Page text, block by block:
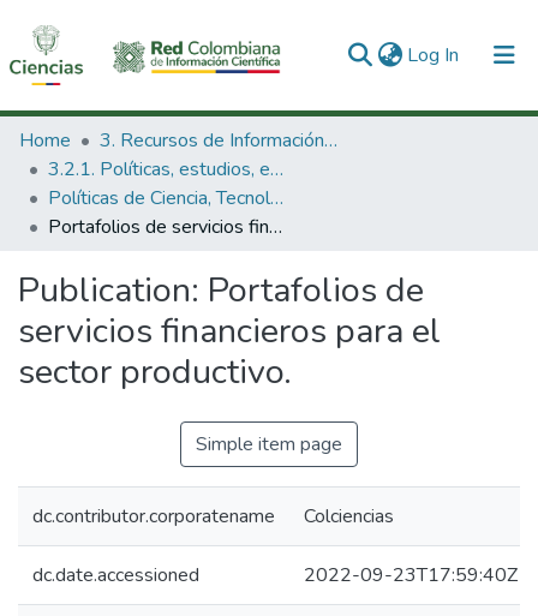
Log In (current)
Communities & Collections
All of DSpace
Statistics
Home
3. Recursos de Información Científica y Tecnológica
3.2.1. Políticas, estudios, evaluaciones e indicadores de CTeI
Políticas de Ciencia, Tecnología e Innovación
Portafolios de servicios financieros para el sector productivo.
Publication: Portafolios de
servicios financieros para el
sector productivo.
Simple item page
dc.contributor.corporatename Colciencias
dc.date.accessioned 2022-09-23T17:59:40Z